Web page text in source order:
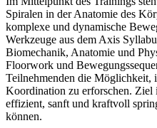
Spiralen in der Anatomie des
komplexe und dynamische
Werkzeuge aus dem Axis
Biomechanik, Anatomie und
Floorwork und
Teilnehmenden die Möglichkeit,
Koordination zu erforschen. Ziel
effizient, sanft und kraftvoll
können.